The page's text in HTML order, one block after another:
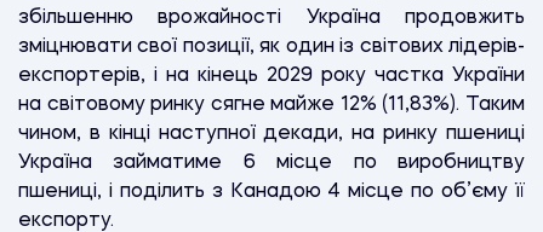
збільшенню врожайності Україна продовжить
зміцнювати свої позиції, як один із світових лідерів-
експортерів, і на кінець 2029 року частка України
на світовому ринку сягне майже 12% (11,83%). Таким
чином, в кінці наступної декади, на ринку пшениці
Україна займатиме 6 місце по виробництву
пшениці, і поділить з Канадою 4 місце по об’єму її
експорту.